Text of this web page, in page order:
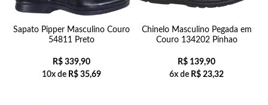
Sapato Pipper Masculino Couro
54811 Preto
R$ 339,90
10x de R$ 35,69
Chinelo Masculino Pegada em
Couro 134202 Pinhao
R$ 139,90
6x de R$ 23,32